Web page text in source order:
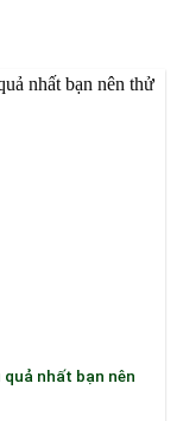
nhất bạn nên